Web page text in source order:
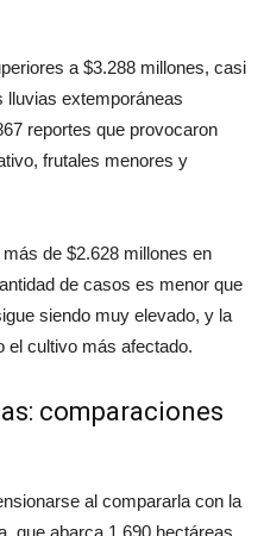
a $3.288 millones, casi
lluvias extemporáneas
reportes que provocaron
frutales menores y
de $2.628 millones en
de casos es menor que
siendo muy elevado, y la
el cultivo más afectado.
comparaciones
al compararla con la
que abarca 1.690 hectáreas.